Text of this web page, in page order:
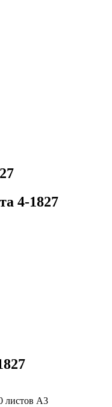
4-1827
листов А3